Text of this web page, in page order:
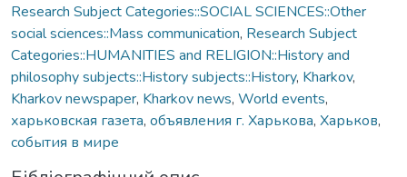
Research Subject Categories::SOCIAL SCIENCES::Other
social sciences::Mass communication, Research Subject
Categories::HUMANITIES and RELIGION::History and
philosophy subjects::History subjects::History, Kharkov,
Kharkov newspaper, Kharkov news, World events,
харьковская газета, объявления г. Харькова, Харьков,
события в мире